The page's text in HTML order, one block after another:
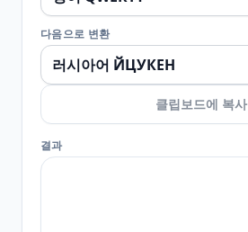
다음으로 변환
클립보드에 복사
결과